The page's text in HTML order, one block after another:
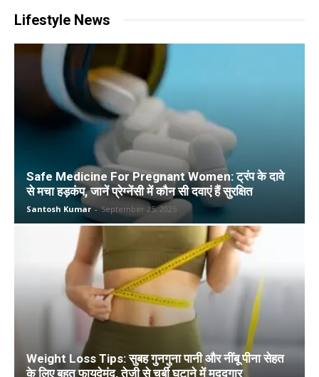
Lifestyle News
Safe Medicine For Pregnant Women: ट्रंप के दावे
से मचा हड़कंप, जानें प्रेग्नेंसी में कौन सी दवाएं हैं सुरक्षित
Santosh Kumar - September 25, 2025
Weight Loss Tips: सुबह गुनगुना पानी और नींबू पीना सेहत
के लिए बहुत फायदेमंद, तेजी से चर्बी घटाने में मददगार